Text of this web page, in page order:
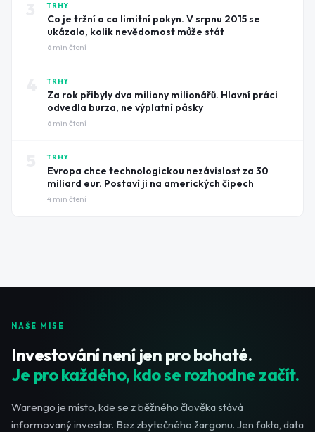
TRHY
Co je tržní a co limitní pokyn. V srpnu 2015 se
ukázalo, kolik nevědomost může stát
6 min čtení
TRHY
Za rok přibyly dva miliony milionářů. Hlavní práci
odvedla burza, ne výplatní pásky
6 min čtení
TRHY
Evropa chce technologickou nezávislost za 30
miliard eur. Postaví ji na amerických čipech
4 min čtení
NAŠE MISE
Investování není jen pro bohaté.
Je pro každého, kdo se rozhodne začít.
Warengo je místo, kde se z běžného člověka stává
informovaný investor. Bez zbytečného žargonu. Jen fakta, data